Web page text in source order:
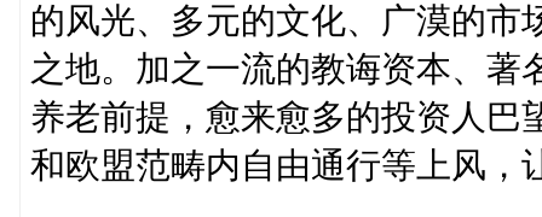
的风光、多元的文化、广漠的市
之地。加之一流的教诲资本、著
养老前提，愈来愈多的投资人巴
和欧盟范畴内自由通行等上风，